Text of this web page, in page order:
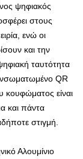
ψηφιακός
στους
ενώ οι
και την
ταυτότητα
QR
κουφώματος είναι
και πάντα
στιγμή.
Αλουμίνιο